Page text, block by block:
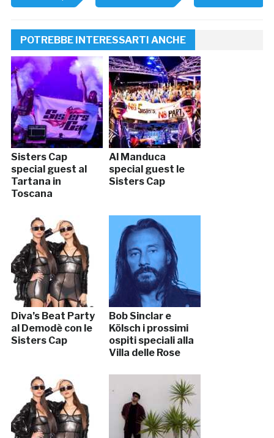
POTREBBE INTERESSARTI ANCHE
Sisters Cap
special guest al
Tartana in
Toscana
Al Manduca
special guest le
Sisters Cap
Diva’s Beat Party
al Demodè con le
Sisters Cap
Bob Sinclar e
Kölsch i prossimi
ospiti speciali alla
Villa delle Rose